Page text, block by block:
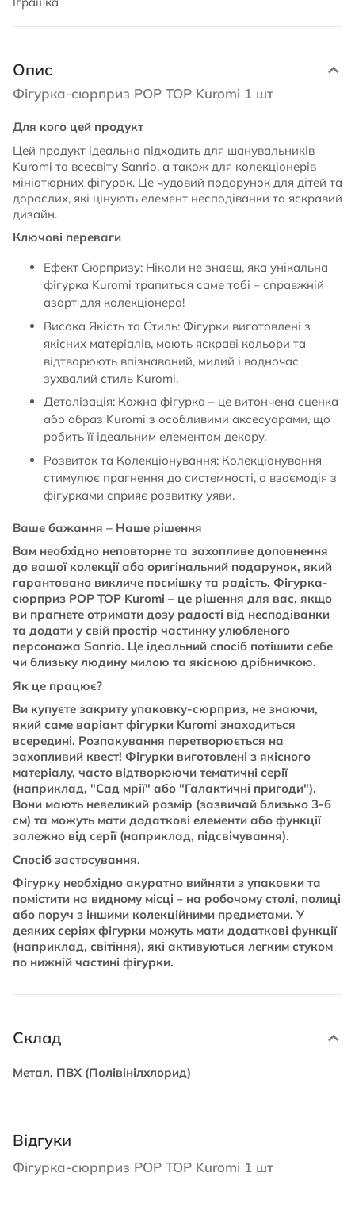
Опис
Фігурка-сюрприз POP TOP Kuromi 1 шт
Для кого цей продукт
Цей продукт ідеально підходить для шанувальників
Kuromi та всесвіту Sanrio, а також для колекціонерів
мініатюрних фігурок. Це чудовий подарунок для дітей та
дорослих, які цінують елемент несподіванки та яскравий
дизайн.
Ключові переваги
Ефект Сюрпризу: Ніколи не знаєш, яка унікальна
фігурка Kuromi трапиться саме тобі – справжній
азарт для колекціонера!
Висока Якість та Стиль: Фігурки виготовлені з
якісних матеріалів, мають яскраві кольори та
відтворюють впізнаваний, милий і водночас
зухвалий стиль Kuromi.
Деталізація: Кожна фігурка – це витончена сценка
або образ Kuromi з особливими аксесуарами, що
робить її ідеальним елементом декору.
Розвиток та Колекціонування: Колекціонування
стимулює прагнення до системності, а взаємодія з
фігурками сприяє розвитку уяви.
Ваше бажання – Наше рішення
Вам необхідно неповторне та захопливе доповнення
до вашої колекції або оригінальний подарунок, який
гарантовано викличе посмішку та радість. Фігурка-
сюрприз POP TOP Kuromi – це рішення для вас, якщо
ви прагнете отримати дозу радості від несподіванки
та додати у свій простір частинку улюбленого
персонажа Sanrio. Це ідеальний спосіб потішити себе
чи близьку людину милою та якісною дрібничкою.
Як це працює?
Ви купуєте закриту упаковку-сюрприз, не знаючи,
який саме варіант фігурки Kuromi знаходиться
всередині. Розпакування перетворюється на
захопливий квест! Фігурки виготовлені з якісного
матеріалу, часто відтворюючи тематичні серії
(наприклад, "Сад мрії" або "Галактичні пригоди").
Вони мають невеликий розмір (зазвичай близько 3-6
см) та можуть мати додаткові елементи або функції
залежно від серії (наприклад, підсвічування).
Спосіб застосування.
Фігурку необхідно акуратно вийняти з упаковки та
помістити на видному місці – на робочому столі, полиці
або поруч з іншими колекційними предметами. У
деяких серіях фігурки можуть мати додаткові функції
(наприклад, світіння), які активуються легким стуком
по нижній частині фігурки.
Склад
Метал, ПВХ (Полівінілхлорид)
Відгуки
Фігурка-сюрприз POP TOP Kuromi 1 шт